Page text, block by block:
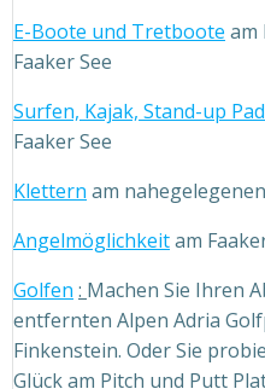
E-Boote und Tretboote am
Faaker See
Surfen, Kajak, Stand-up
Faaker See
Klettern am
Angelmöglichkeitam
Golfen : Machen Sie Ihren
entfernten Alpen Adria
Finkenstein. Oder Sie
Glück am Pitch und Putt